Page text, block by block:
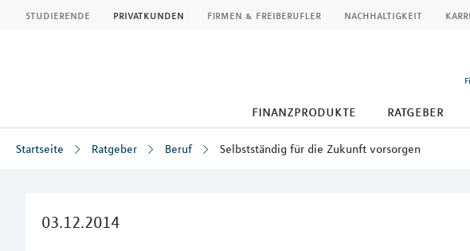
studierende privatkunden firmen & freiberufler nachhaltigkeit
finanzprodukte ratgeber
Startseite Ratgeber Beruf Selbstständig für die Zukunft vorsorgen
03.12.2014